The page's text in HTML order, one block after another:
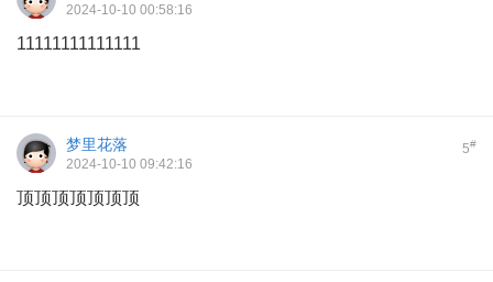
2024-10-10 00:58:16
11111111111111
5#
梦里花落
2024-10-10 09:42:16
顶顶顶顶顶顶顶